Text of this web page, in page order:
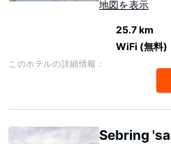
地図を表示
25.7 km
WiFi (無料)
このホテルの詳細情報：
Sebring